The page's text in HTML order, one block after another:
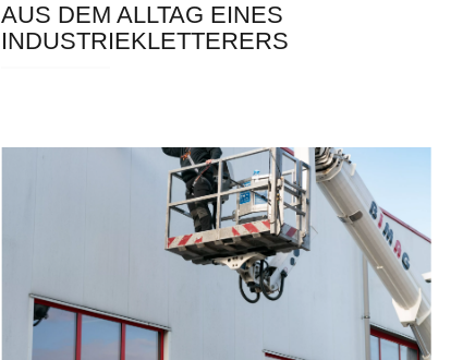
AUS DEM ALLTAG EINES
INDUSTRIEKLETTERERS